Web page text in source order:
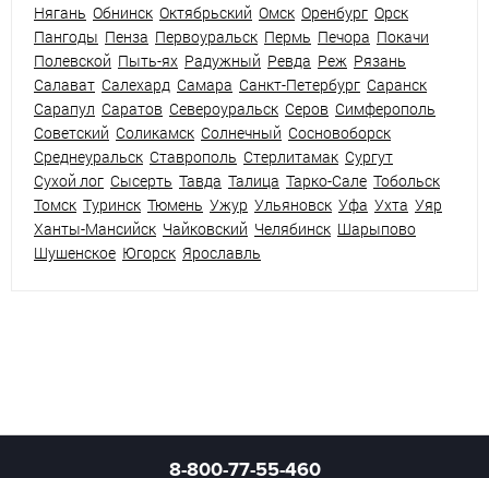
Нягань Обнинск Октябрьский Омск Оренбург Орск
Пангоды Пенза Первоуральск Пермь Печора Покачи
Полевской Пыть-ях Радужный Ревда Реж Рязань
Салават Салехард Самара Санкт-Петербург Саранск
Сарапул Саратов Североуральск Серов Симферополь
Советский Соликамск Солнечный Сосновоборск
Среднеуральск Ставрополь Стерлитамак Сургут
Сухой лог Сысерть Тавда Талица Тарко-Сале Тобольск
Томск Туринск Тюмень Ужур Ульяновск Уфа Ухта Уяр
Ханты-Мансийск Чайковский Челябинск Шарыпово
Шушенское Югорск Ярославль
8-800-77-55-460